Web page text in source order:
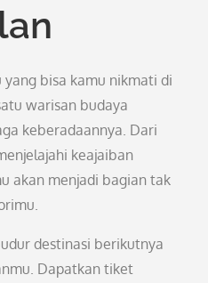
bisa kamu nikmati di
warisan budaya
keberadaannya. Dari
keajaiban
akan menjadi bagian tak
destinasi berikutnya
Dapatkan tiket